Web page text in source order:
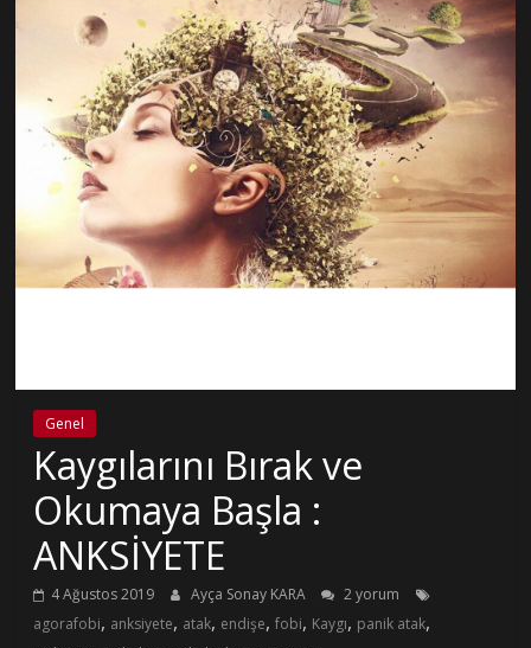
Genel
Kaygılarını Bırak ve
Okumaya Başla :
ANKSİYETE
4 Ağustos 2019 Ayça Sonay KARA
2 yorum
agorafobi, anksiyete, atak, endişe,fobi, Kaygı, panik atak,